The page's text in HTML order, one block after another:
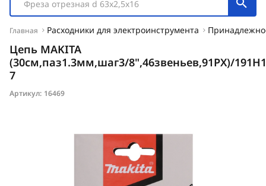
Фреза отрезная d 63х2,5х16
Главная Расходники для электроинструмента
Цепь MAKITA
(30см,паз1.3мм,шаг3/8",46звеньев,91PX)/
7
Артикул: 16469